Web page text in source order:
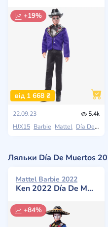
+19%
від 1 668 ₴
22.09.23
5.4k
HJX15 Barbie Mattel Día De Muertos
Ляльки Día De Muertos
Mattel Barbie 2022
Ken 2022 Día De Muertos
+84%